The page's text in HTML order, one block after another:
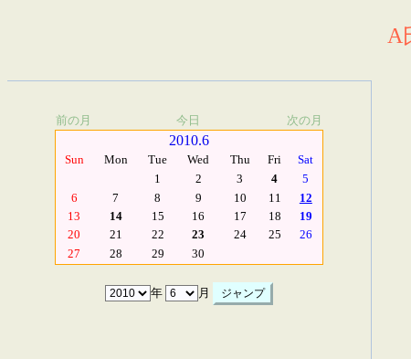
A
前の月 今日 次の月
2010.6
Sun Mon Tue Wed Thu Fri
Sat
1
2 3 4
5
6
7 8 9 10 11
12
13
14 15 16 17 18
19
20
21 22 23 24 25
26
27
28 29 30
年 月